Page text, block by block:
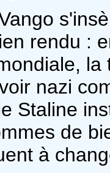
rendu :
nazi
Staline
de
à